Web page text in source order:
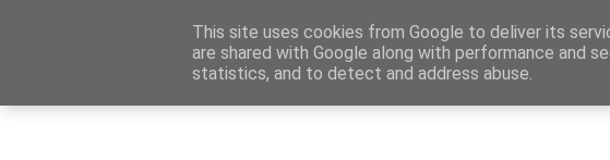
Καταχώρηση Αγγελίας Επικοινωνία Site Map
Ενημέρωση Αγγελίες
This site uses cookies from Google to deliver its
are shared with Google along with performance and
statistics, and to detect and address abuse.